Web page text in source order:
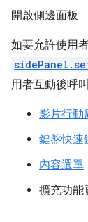
開啟側邊面板
如要允許使用
用者互動後呼叫
影片行動
鍵盤快速
內容選單
擴充功能